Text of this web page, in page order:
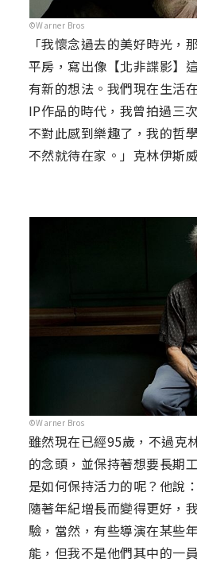
©Warner Bros
「我懷念過去的美好時光，
平房，寫出像【北非諜影】
有新的想法。我們現在生活
IP作品的時代，我曾拍過三
不對此感到樂趣了，我的哲
不然就待在家。」克林伊斯
©Warner Bros
雖然現在已經95歲，不過克
的念頭，並保持著想要長期
是如何保持活力的呢？他說
隨著年紀增長而變得更好，
驗，當然，有些導演在某些
能，但我不是他們其中的一員